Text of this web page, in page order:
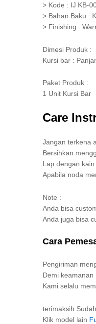
> Kode : IJ KB-
> Bahan Baku :
> Finishing :
Dimesi Produk :
Kursi bar :
Paket Produk :
1 Unit Kursi Bar
Care
Jangan terkena
Bersihkan
Lap dengan
Apabila noda
Note :
Anda bisa
Anda juga bisa
Cara
Pengiriman
Demi
Kami selalu
terimaksih
Klik model lain